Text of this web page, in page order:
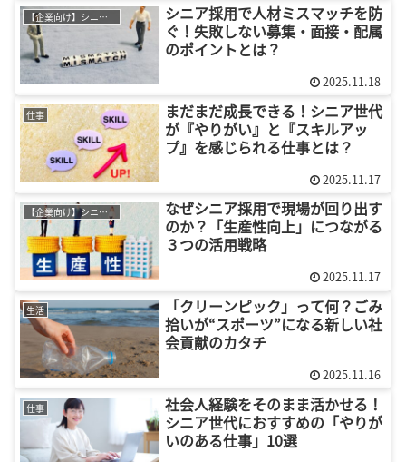
【企業向け】シニア採用
シニア採用で人材ミスマッチを防
ぐ！失敗しない募集・面接・配属
のポイントとは？
2025.11.18
仕事
まだまだ成長できる！シニア世代
が『やりがい』と『スキルアッ
プ』を感じられる仕事とは？
2025.11.17
【企業向け】シニア採用
なぜシニア採用で現場が回り出す
のか？「生産性向上」につながる
３つの活用戦略
2025.11.17
生活
「クリーンピック」って何？ごみ
拾いが“スポーツ”になる新しい社
会貢献のカタチ
2025.11.16
仕事
社会人経験をそのまま活かせる！
シニア世代におすすめの「やりが
いのある仕事」10選